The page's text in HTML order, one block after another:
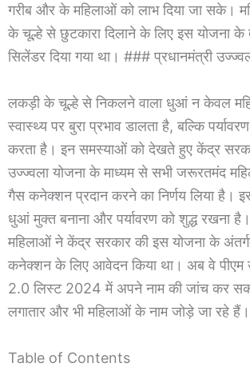
गरीब और के महिलाओं को लाभ दिया जा सके।
के चूल्हे से छुटकारा दिलाने के लिए इस योजना
सिलेंडर दिया गया था। ### प्रधानमंत्री
लकड़ी के चूल्हे से निकलने वाला धुआं न केवल
स्वास्थ्य पर बुरा प्रभाव डालता है, बल्कि
करता है। इन समस्याओं को देखते हुए केंद्र
उज्ज्वला योजना के माध्यम से सभी जरूरतमंद
गैस कनेक्शन प्रदान करने का निर्णय लिया है।
धुआं मुक्त बनाना और पर्यावरण को शुद्ध रखना
महिलाओं ने केंद्र सरकार की इस योजना के
कनेक्शन के लिए आवेदन किया था। अब वे पीएम
2.0 लिस्ट 2024 में अपने नाम की जांच कर
लगातार और भी महिलाओं के नाम जोड़े जा रहे हैं।
Table of Contents